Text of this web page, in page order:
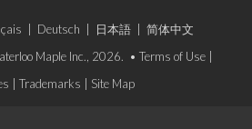
Deutsch 日本語
简体中文
Maple Inc., 2026. • Terms of Use
Trademarks Site Map